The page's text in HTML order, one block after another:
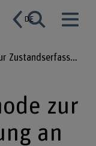
DE
Neue Messmethode zur Zustandserfassung an Materialien aus Cellulosefasern
zur
an